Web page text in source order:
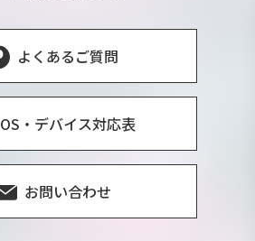
よくあるご質問
OS・デバイス対応表
お問い合わせ